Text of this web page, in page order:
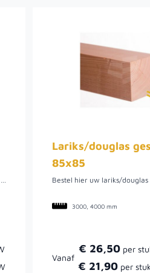
Bestel hier uw lariks/douglas geschaafd 70x70 mm paal.Het hout is onbehandeld en heeft een robuuste uitstraling. Lariks/douglas hout heeft een natuurlijke uitstraling en is bij ons in meerdere lengtes verkrijgbaar. Hoewel het Lariks/douglas hout onbehandeld is, is het toch geschikt als tuinhout. Het is kwetsbaar voor vocht, dus zwevend monteren is aanbevolen. Het hout is relatief goedkoop in vergelijking met bijvoorbeeld eikenhout. Het is daarnaast eenvoudig bewerkbaar hout en heeft een mooie warme kleur en egale vergrijzing.
Lariks/douglas
85x85
3000, 4000 mm
Vanaf
€ 26,50
€ 21,90